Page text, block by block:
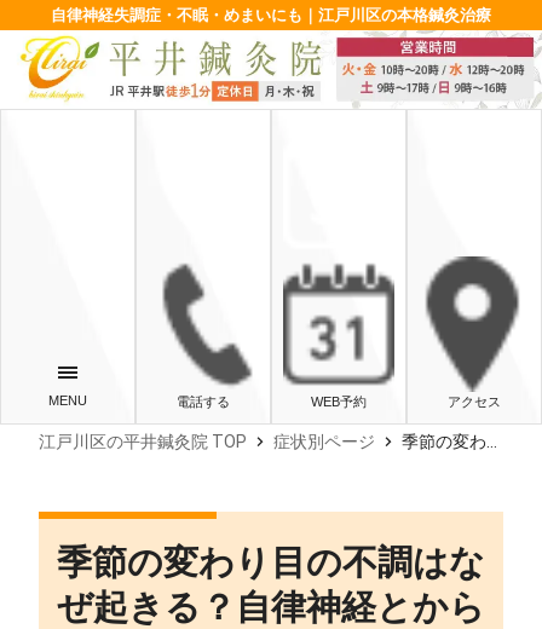
自律神経失調症・不眠・めまいにも｜江戸川区の本格鍼灸治療
電話する WEB予約 アクセス
江戸川区の平井鍼灸院 TOP chevron_right 症状別ページ chevron_right 季節の変わり目の不調はなぜ起きる？自律神経とからだの仕組みを解説
季節の変わり目の不調はな
ぜ起きる？自律神経とから